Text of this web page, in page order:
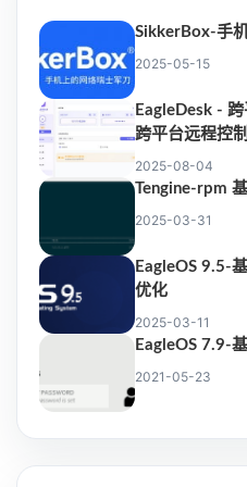
SikkerBox-手
2025-05-15
EagleDesk -
跨平台远程控
2025-08-04
Tengine-rpm
2025-03-31
EagleOS 9.5-
优化
2025-03-11
EagleOS 7.9-
2021-05-23